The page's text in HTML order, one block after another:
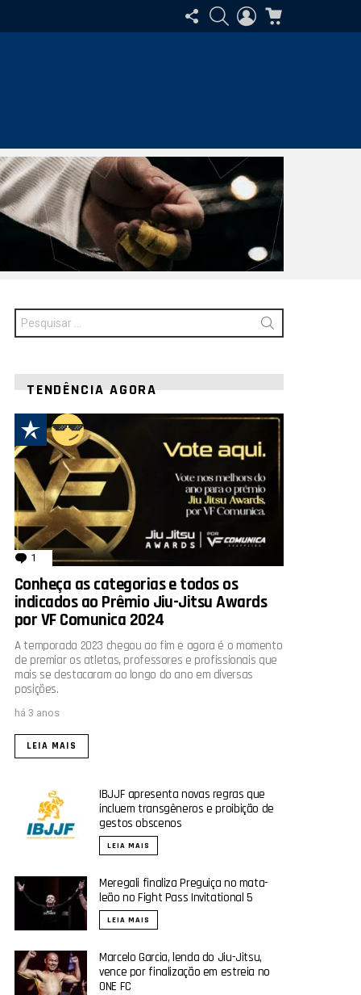
SIGA-
NOS
PESQUISAR
ENTRAR
Procurar
por:
TENDÊNCIA AGORA
1 comentário
Conheça as categorias e todos os
indicados ao Prêmio Jiu-Jitsu Awards
por VF Comunica 2024
A temporada 2023 chegou ao fim e agora é o momento
de premiar os atletas, professores e profissionais que
mais se destacaram ao longo do ano em diversas
posições.
há 3 anos
LEIA MAIS
IBJJF apresenta novas regras que
incluem transgêneros e proibição de
gestos obscenos
LEIA MAIS
Meregali finaliza Preguiça no mata-
leão no Fight Pass Invitational 5
LEIA MAIS
Marcelo Garcia, lenda do Jiu-Jitsu,
vence por finalização em estreia no
ONE FC